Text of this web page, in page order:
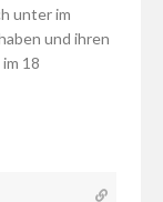
unter im
und ihren
18